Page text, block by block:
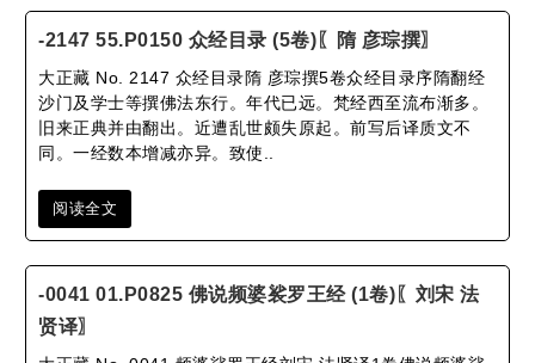
-2147 55.P0150 众经目录 (5卷)〖隋 彦琮撰〗
大正藏 No. 2147 众经目录隋 彦琮撰5卷众经目录序隋翻经
沙门及学士等撰佛法东行。年代已远。梵经西至流布渐多。
旧来正典并由翻出。近遭乱世颇失原起。前写后译质文不
同。一经数本增减亦异。致使..
阅读全文
-0041 01.P0825 佛说频婆裟罗王经 (1卷)〖刘宋 法
贤译〗